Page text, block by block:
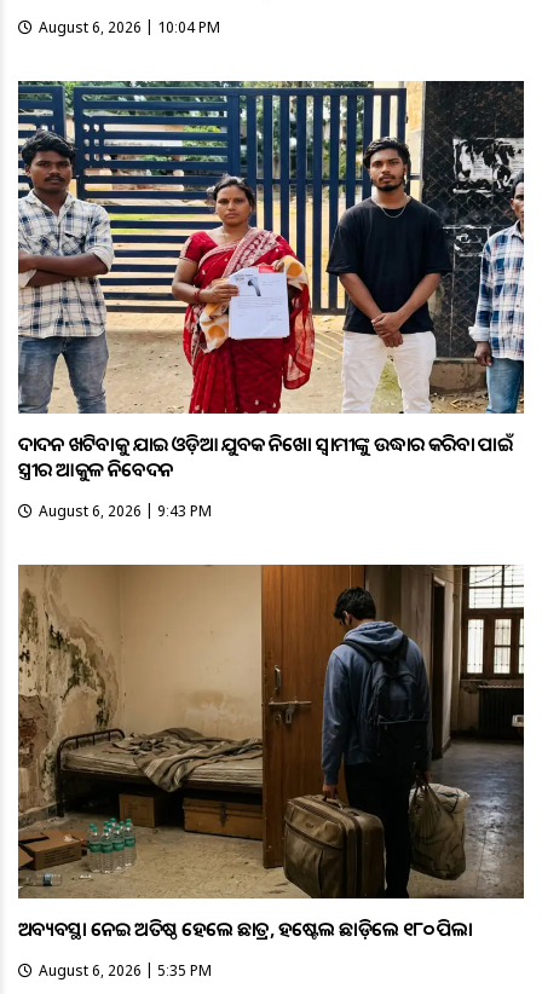
August 6, 2026 | 10:04 PM
ଦାଦନ ଖଟିବାକୁ ଯାଇ ଓଡ଼ିଆ ଯୁବକ ନିଖୋଜ ସ୍ବାମୀଙ୍କୁ ଉଦ୍ଧାର କରିବା ପାଇଁ
ସ୍ତ୍ରୀର ଆକୁଳ ନିବେଦନ
August 6, 2026 | 9:43 PM
ଅବ୍ୟବସ୍ଥା ନେଇ ଅତିଷ୍ଠ ହେଲେ ଛାତ୍ର, ହଷ୍ଟେଲ ଛାଡ଼ିଲେ ୧୮୦ ପିଲା
August 6, 2026 | 5:35 PM